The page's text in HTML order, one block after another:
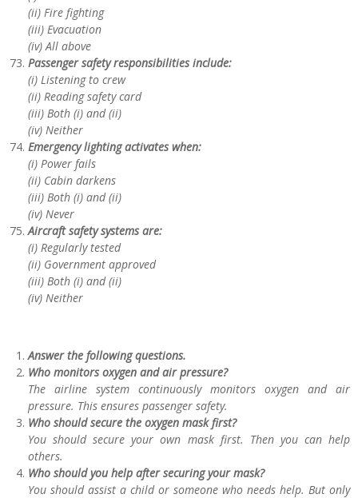
(ii) Fire fighting
(iii) Evacuation
(iv) All above
Passenger safety responsibilities include:
(i) Listening to crew
(ii) Reading safety card
(iii) Both (i) and (ii)
(iv) Neither
Emergency lighting activates when:
(i) Power fails
(ii) Cabin darkens
(iii) Both (i) and (ii)
(iv) Never
Aircraft safety systems are:
(i) Regularly tested
(ii) Government approved
(iii) Both (i) and (ii)
(iv) Neither
Answer the following questions.
Who monitors oxygen and air pressure?
The airline system continuously monitors oxygen and air
pressure. This ensures passenger safety.
Who should secure the oxygen mask first?
You should secure your own mask first. Then you can help
others.
Who should you help after securing your mask?
You should assist a child or someone who needs help. But only